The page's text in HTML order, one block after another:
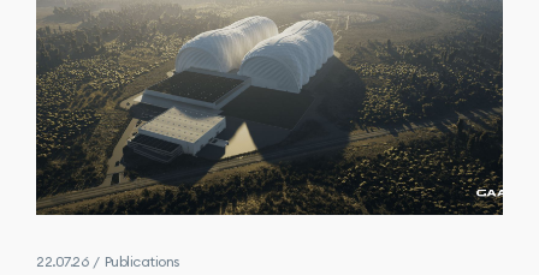
22.07.26 / Publications